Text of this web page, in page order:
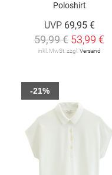
Poloshirt
UVP 69,95 €
59,99 € 53,99 €
inkl. MwSt. zzgl. Versand
-21%